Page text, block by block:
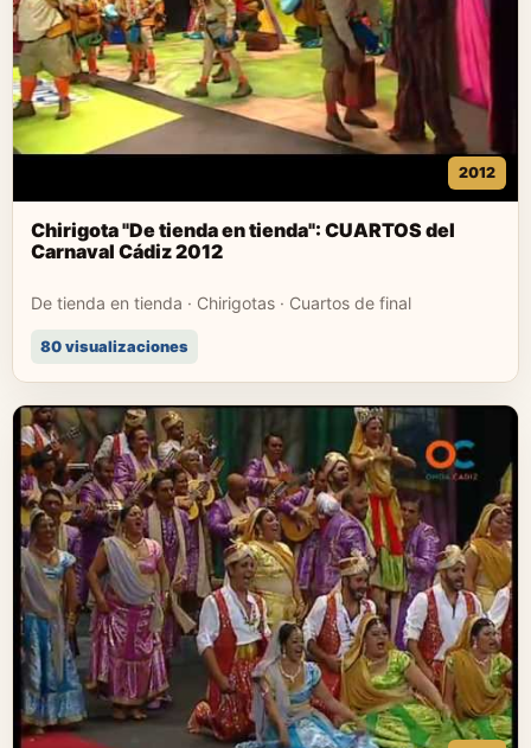
2012
Chirigota "De tienda en tienda": CUARTOS del
Carnaval Cádiz 2012
De tienda en tienda · Chirigotas · Cuartos de final
80 visualizaciones